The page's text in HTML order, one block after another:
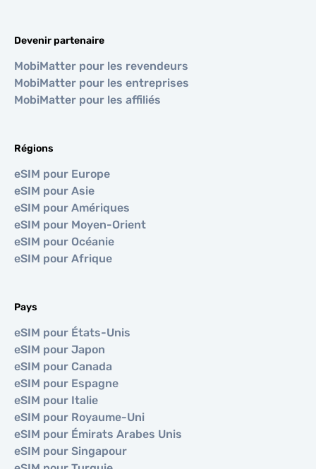
Devenir partenaire
MobiMatter pour les revendeurs
MobiMatter pour les entreprises
MobiMatter pour les affiliés
Régions
eSIM pour Europe
eSIM pour Asie
eSIM pour Amériques
eSIM pour Moyen-Orient
eSIM pour Océanie
eSIM pour Afrique
Pays
eSIM pour États-Unis
eSIM pour Japon
eSIM pour Canada
eSIM pour Espagne
eSIM pour Italie
eSIM pour Royaume-Uni
eSIM pour Émirats Arabes Unis
eSIM pour Singapour